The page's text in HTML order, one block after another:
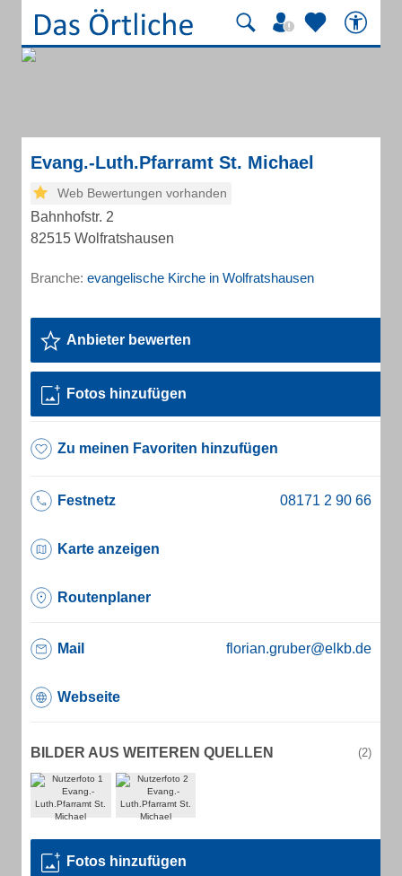
Evang.-Luth.Pfarramt St. Michael
Web Bewertungen vorhanden
Bahnhofstr. 2
82515 Wolfratshausen
Branche: evangelische Kirche in Wolfratshausen
Anbieter bewerten
Fotos hinzufügen
Zu meinen Favoriten hinzufügen
Festnetz
Karte anzeigen
Routenplaner
Mail florian.gruber@elkb.de
Webseite
BILDER AUS WEITEREN QUELLEN (2)
Fotos hinzufügen